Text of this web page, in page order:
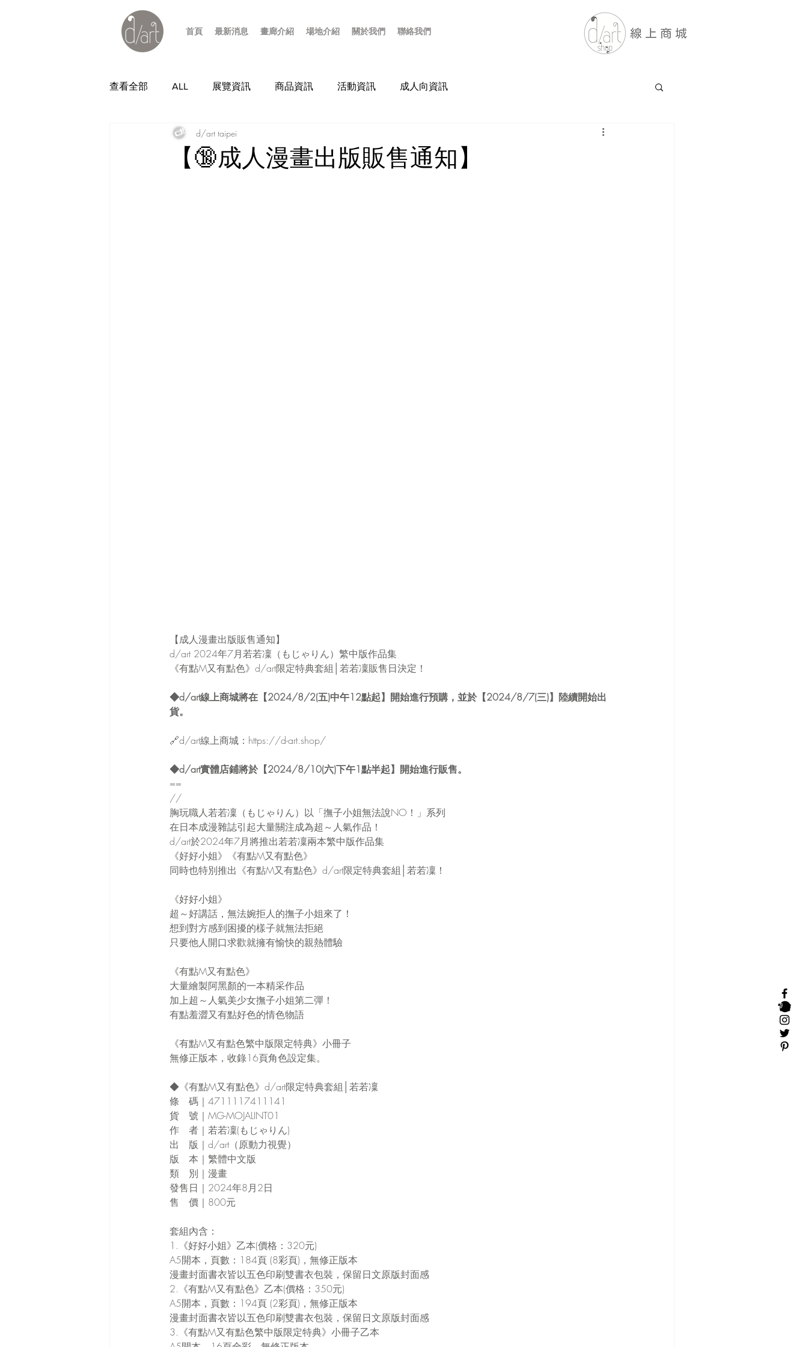
首頁 最新消息 畫廊介紹 場地介紹 關於我們 聯絡我們
查看全部 ALL 展覽資訊 商品資訊 活動資訊 成人向資訊
【🔞成人漫畫出版販售通知】
d/art taipei
【成人漫畫出版販售通知】
d/art 2024年7月若若凜（もじゃりん）繁中版作品集
《有點M又有點色》d/art限定特典套組│若若凜販售日決定！
◆d/art線上商城將在【2024/8/2(五)中午12點起】開始進行預購，並於【2024/8/7(三)】陸續開始出
貨。
🔗d/art線上商城： https://d-art.shop/
◆d/art實體店鋪將於【2024/8/10(六)下午1點半起】開始進行販售。
==
//
胸玩職人若若凜（もじゃりん）以「撫子小姐無法說NO！」系列
在日本成漫雜誌引起大量關注成為超～人氣作品！
d/art於2024年7月將推出若若凜兩本繁中版作品集
《好好小姐》《有點M又有點色》
同時也特別推出《有點M又有點色》d/art限定特典套組│若若凜！
《好好小姐》
超～好講話，無法婉拒人的撫子小姐來了！
想到對方感到困擾的樣子就無法拒絕
只要他人開口求歡就擁有愉快的親熱體驗
《有點M又有點色》
大量繪製阿黑顏的一本精采作品
加上超～人氣美少女撫子小姐第二彈！
有點羞澀又有點好色的情色物語
《有點M又有點色繁中版限定特典》小冊子
無修正版本，收錄16頁角色設定集。
◆《有點M又有點色》d/art限定特典套組│若若凜
條　碼｜4711117411141
貨　號｜MG-MOJALINT01
作　者｜若若凜(もじゃりん)
出　版｜d/art（原動力視覺）
版　本｜繁體中文版
類　別｜漫畫
發售日｜2024年8月2日
售　價｜800元
套組內含：
1.《好好小姐》乙本(價格：320元)
A5開本，頁數：184頁 (8彩頁)，無修正版本
漫畫封面書衣皆以五色印刷雙書衣包裝，保留日文原版封面感
2.《有點M又有點色》乙本(價格：350元)
A5開本，頁數：194頁 (2彩頁)，無修正版本
漫畫封面書衣皆以五色印刷雙書衣包裝，保留日文原版封面感
3.《有點M又有點色繁中版限定特典》小冊子乙本